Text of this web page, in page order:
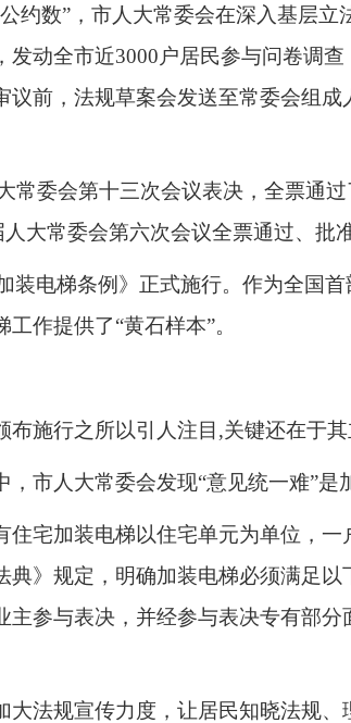
约数”，市人大常委会在深入基层
动全市近3000户居民参与问卷调
前，法规草案会发送至常委会组
常委会第十三次会议表决，全票通
大常委会第六次会议全票通过、批
装电梯条例》正式施行。作为全国
作提供了“黄石样本”。
布施行之所以引人注目,关键还在于
市人大常委会发现“意见统一难”是
宅加装电梯以住宅单元为单位，
典》规定，明确加装电梯必须满足
主参与表决，并经参与表决专有部
大法规宣传力度，让居民知晓法规